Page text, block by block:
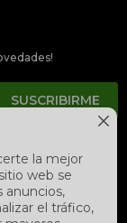

la mejor
web se
anuncios,
el tráfico,
en
SUSCRIBIRME